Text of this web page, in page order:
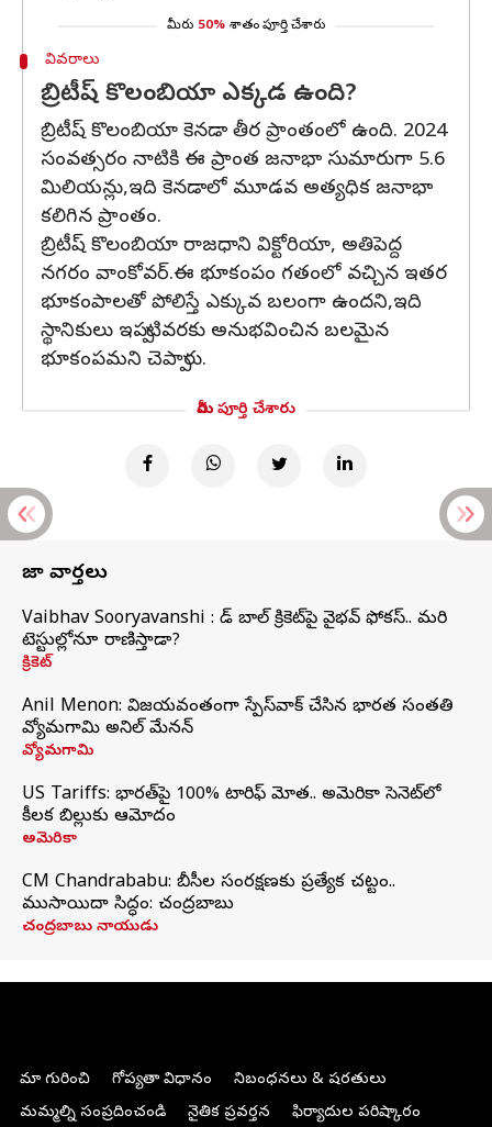
మీరు 50% శాతం పూర్తి చేశారు
వివరాలు
బ్రిటీష్ కొలంబియా ఎక్కడ ఉంది?
బ్రిటీష్ కొలంబియా కెనడా తీర ప్రాంతంలో ఉంది. 2024
సంవత్సరం నాటికి ఈ ప్రాంత జనాభా సుమారుగా 5.6
మిలియన్లు,ఇది కెనడాలో మూడవ అత్యధిక జనాభా
కలిగిన ప్రాంతం.
బ్రిటీష్ కొలంబియా రాజధాని విక్టోరియా, అతిపెద్ద
నగరం వాంకోవర్.ఈ భూకంపం గతంలో వచ్చిన ఇతర
భూకంపాలతో పోలిస్తే ఎక్కువ బలంగా ఉందని,ఇది
స్థానికులు ఇప్పటివరకు అనుభవించిన బలమైన
భూకంపమని చెప్పారు.
మీరు పూర్తి చేశారు
తాజా వార్తలు
Vaibhav Sooryavanshi : రెడ్ బాల్ క్రికెట్‌పై వైభవ్ ఫోకస్.. మరి
టెస్టుల్లోనూ రాణిస్తాడా?
క్రికెట్
Anil Menon: విజయవంతంగా స్పేస్‌వాక్‌ చేసిన భారత సంతతి
వ్యోమగామి అనిల్‌ మేనన్
వ్యోమగామి
US Tariffs: భారత్‌పై 100% టారిఫ్‌ మోత.. అమెరికా సెనెట్‌లో
కీలక బిల్లుకు ఆమోదం
అమెరికా
CM Chandrababu: బీసీల సంరక్షణకు ప్రత్యేక చట్టం..
ముసాయిదా సిద్ధం: చంద్రబాబు
చంద్రబాబు నాయుడు
మా గురించి గోప్యతా విధానం
నిబంధనలు & షరతులు
మమ్మల్ని సంప్రదించండి
నైతిక ప్రవర్తన ఫిర్యాదుల పరిష్కారం